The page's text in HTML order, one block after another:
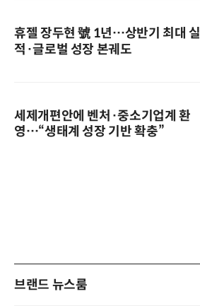
휴젤 장두현 號 1년…상반기 최대 실
적·글로벌 성장 본궤도
세제개편안에 벤처·중소기업계 환
영…“생태계 성장 기반 확충”
브랜드 뉴스룸